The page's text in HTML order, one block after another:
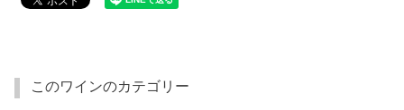
このワインのカテゴリー